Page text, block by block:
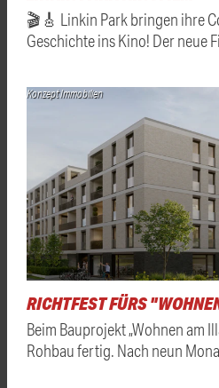
🎬🎸 Linkin Park bringen ihre
Geschichte ins Kino! Der neue
Konzept Immobilien
RICHTFEST FÜRS
Beim Bauprojekt „Wohnen am
Rohbau fertig. Nach neun